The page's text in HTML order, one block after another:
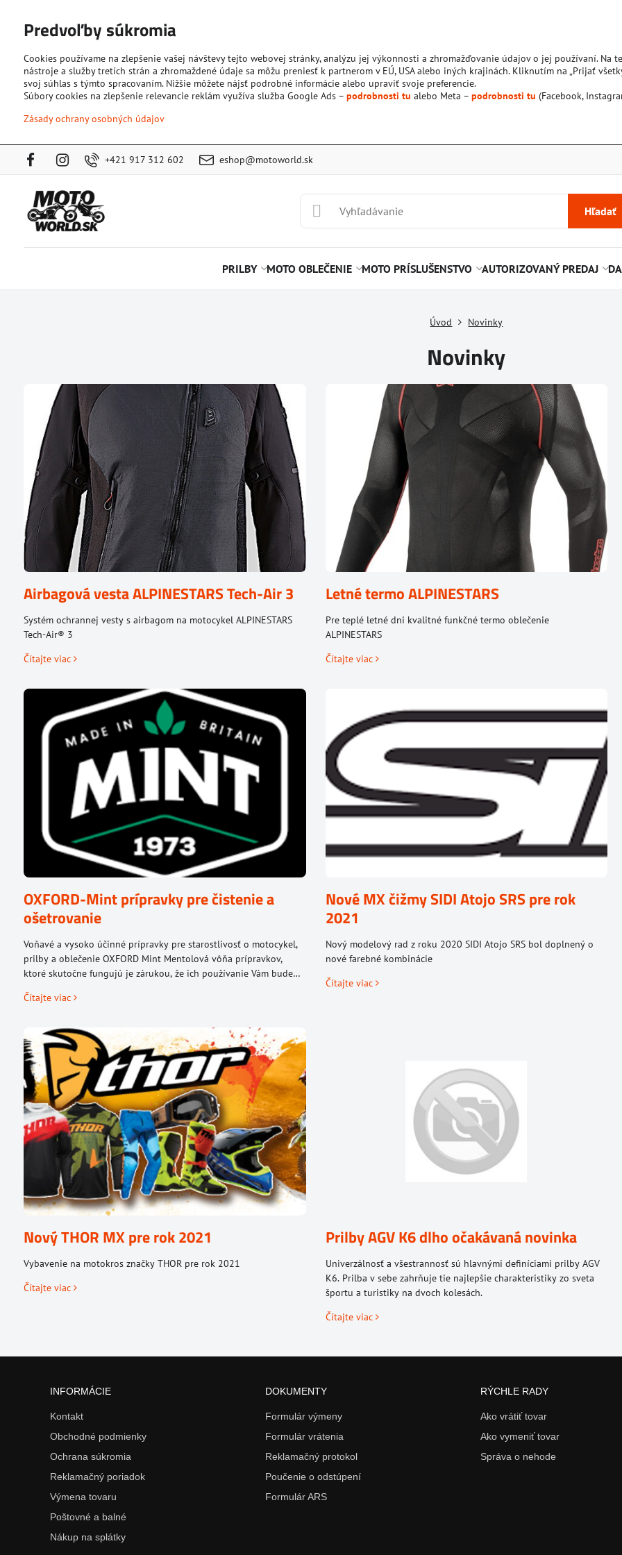
+421 917 312 602 eshop@motoworld.sk
Hľadať
PRILBY MOTO OBLEČENIE MOTO PRÍSLUŠENSTVO AUTORIZOVANÝ PREDAJ
Úvod Novinky
Novinky
Airbagová vesta ALPINESTARS Tech-Air 3
Systém ochrannej vesty s airbagom na motocykel ALPINESTARS
Tech-Air® 3
Čítajte viac
Letné termo ALPINESTARS
Pre teplé letné dni kvalitné funkčné termo oblečenie
ALPINESTARS
Čítajte viac
OXFORD-Mint prípravky pre čistenie a
ošetrovanie
Voňavé a vysoko účinné prípravky pre starostlivosť o motocykel,
prilby a oblečenie OXFORD Mint Mentolová vôňa prípravkov,
ktoré skutočne fungujú je zárukou, že ich používanie Vám bude
Čítajte viac
Nové MX čižmy SIDI Atojo SRS pre rok
2021
Nový modelový rad z roku 2020 SIDI Atojo SRS bol doplnený o
nové farebné kombinácie
Čítajte viac
Nový THOR MX pre rok 2021
Vybavenie na motokros značky THOR pre rok 2021
Čítajte viac
Prilby AGV K6 dlho očakávaná novinka
Univerzálnosť a všestrannosť sú hlavnými definíciami prilby AGV
K6. Prilba v sebe zahrňuje tie najlepšie charakteristiky zo sveta
športu a turistiky na dvoch kolesách.
Čítajte viac
INFORMÁCIE
Kontakt
Obchodné podmienky
Ochrana súkromia
Reklamačný poriadok
Výmena tovaru
Poštovné a balné
Nákup na splátky
DOKUMENTY
Formulár výmeny
Formulár vrátenia
Reklamačný protokol
Poučenie o odstúpení
Formulár ARS
RÝCHLE RADY
Ako vrátiť tovar
Ako vymeniť tovar
Správa o nehode
Predvoľby súkromia
Cookies používame na zlepšenie vašej návštevy tejto webovej stránky, analýzu jej výkonnosti a zhromažďovanie údajov o jej používaní. Na
nástroje a služby tretích strán a zhromaždené údaje sa môžu preniesť k partnerom v EÚ, USA alebo iných krajinách. Kliknutím na „Prijať
svoj súhlas s týmto spracovaním. Nižšie môžete nájsť podrobné informácie alebo upraviť svoje preferencie.
Súbory cookies na zlepšenie relevancie reklám využíva služba Google Ads – podrobnosti tu alebo Meta – podrobnosti tu (Facebook,
Zásady ochrany osobných údajov